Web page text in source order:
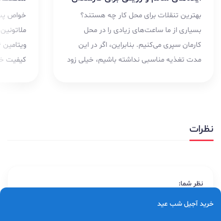
خرید آجیل شب عید
خواص پسته قبل خواب به دلیل وجود
ملاتونین، منیزیم، تریپتوفان، پتاسیم و
ویتامین B6 است؛ موادی که می‌توانند به بهبود
کیفیت خواب، آرامش اعصاب و کاهش تنش
هر
می‌شود
نظرات
نظر شما: